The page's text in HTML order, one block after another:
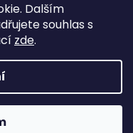
Dalším
souhlas s
zde.
vyhrazena.